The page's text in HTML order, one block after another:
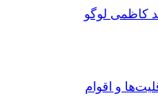
و اقوام